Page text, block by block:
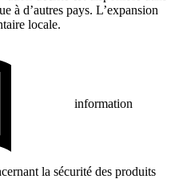
à d’autres pays. L’expansion
locale.
information
la sécurité des produits